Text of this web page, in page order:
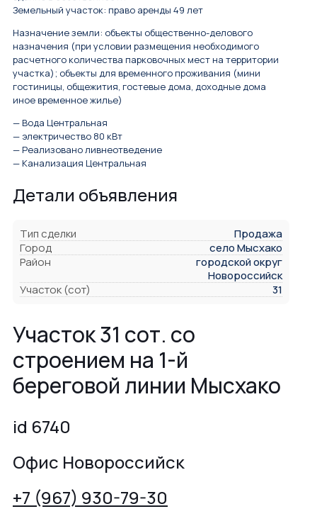
Земельный участок: право аренды 49 лет
Назначение земли: объекты общественно-делового
назначения (при условии размещения необходимого
расчетного количества парковочных мест на территории
участка); объекты для временного проживания (мини
гостиницы, общежития, гостевые дома, доходные дома
иное временное жилье)
— Вода Центральная
— электричество 80 кВт
— Реализовано ливнеотведение
— Канализация Центральная
Детали объявления
Тип сделки
Продажа
Город
село Мысхако
Район
городской округ
Новороссийск
Участок (сот)
31
Участок 31 сот. со
строением на 1-й
береговой линии Мысхако
id 6740
Офис Новороссийск
+7 (967) 930-79-30